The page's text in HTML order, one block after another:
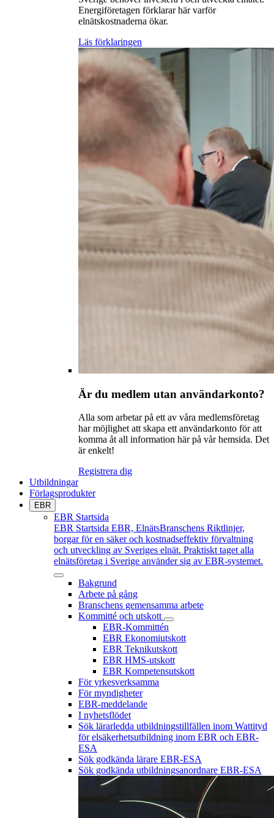
Energiföretagen förklarar här varför
elnätskostnaderna ökar.
Läs förklaringen
Är du medlem utan användarkonto?
Alla som arbetar på ett av våra medlemsföretag
har möjlighet att skapa ett användarkonto för att
komma åt all information här på vår hemsida. Det
är enkelt!
Registrera dig
Utbildningar
Förlagsprodukter
EBR
EBR Startsida
EBR Startsida EBR, ElnätsBranschens Riktlinjer,
borgar för en säker och kostnadseffektiv förvaltning
och utveckling av Sveriges elnät. Praktiskt taget alla
elnätsföretag i Sverige använder sig av EBR-systemet.
Bakgrund
Arbete på gång
Branschens gemensamma arbete
Kommitté och utskott
EBR-Kommittén
EBR Ekonomiutskott
EBR Teknikutskott
EBR HMS-utskott
EBR Kompetensutskott
För yrkesverksamma
För myndigheter
EBR-meddelande
I nyhetsflödet
Sök lärarledda utbildningstillfällen inom Wattityd
för elsäkerhetsutbildning inom EBR och EBR-
ESA
Sök godkända lärare EBR-ESA
Sök godkända utbildningsanordnare EBR-ESA